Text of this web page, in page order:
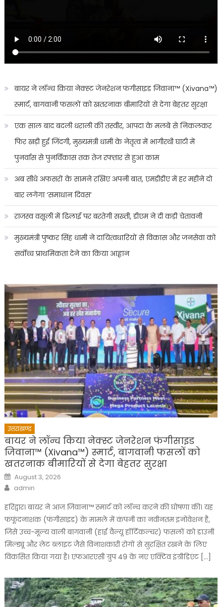
बायर ने लॉन्च किया नेक्स्ट जेनरेशन फंगीसाइड जिवाना™️ (Xivana™️)
स्मार्ट, बागवानी फसलों को खतरनाक बीमारियों से देगा बेहतर सुरक्षा
एक साल बाद बदली धराली की तस्वीर, आपदा के मलबे से निकलकर
फिर खड़ी हुई जिंदगी, मुख्यमंत्री धामी के नेतृत्व में भागीरथी घाटी में
पुनर्वास से पुनर्विकास तक तेज रफ्तार से हुआ काम
अब सीधे अफसरों के सामने रखिए अपनी बात, एमडीडीए में हर महीने दो
बार लगेगा ‘समाधान दिवस’
राजस्व वसूली में ढिलाई पर बरतेगी सख्ती, डीएम ने दी कड़ी चेतावनी
मुख्यमंत्री पुष्कर सिंह धामी ने दायित्वधारियों से विकास और जनसेवा को
सर्वोच्च प्राथमिकता देने का किया आह्वान
उत्तराखण्ड
बायर ने लॉन्च किया नेक्स्ट जेनरेशन फंगीसाइड
जिवाना™️ (Xivana™️) स्मार्ट, बागवानी फसलों को
खतरनाक बीमारियों से देगा बेहतर सुरक्षा
Posted
on
August 3, 2026
Author
admin
हरिद्वार। बायर ने आज जिवाना™️ स्मार्ट को लॉन्च करने की घोषणा की। यह
फफूंदनाशक (फंगीसाइड) के मामले में कंपनी का नवीनतम इनोवेशन है,
जिसे उच्च-मूल्य वाली बागवानी (हाई वैल्यू हॉर्टिकल्चर) फसलों को डाउनी
मिल्ड्यू और लेट ब्लाइट जैसे विनाशकारी रोगों से सुरक्षित रखने के लिए
विकसित किया गया है। एफआरएसी ग्रुप 49 के नए एक्टिव इंग्रीडिएंट […]